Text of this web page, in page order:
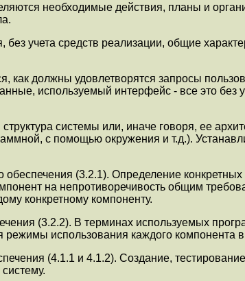
необходимые действия, планы и
учета средств реализации, общие
как должны удовлетворятся запросы
используемый интерфейс - все это без
системы или, иначе говоря, ее
с помощью окружения и т.д.).
(3.2.1). Определение
на непротиворечивость общим
конкретному компоненту.
(3.2.2). В терминах используемых
использования каждого компонента
(4.1.1 и 4.1.2). Создание,